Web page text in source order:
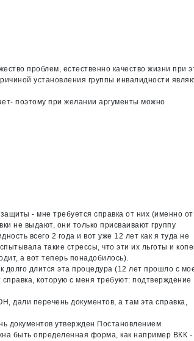
проблем, естественно качество жизни при
установления группы инвалидности
поэтому при желании аргументы можно
- мне требуется справка от них (именно
не выдают, они только присваивают группу
всего 2 года и вот уже 12 лет как я туда не
такие стрессы, что эти их льготы и
а вот теперь понадобилось).
длится эта процедура (12 лет прошло с
которую с меня требуют: подтверждение
дали перечень документов, а там эта справка,
документов утвержден Постановлением
быть определенная форма, как например ВКК -